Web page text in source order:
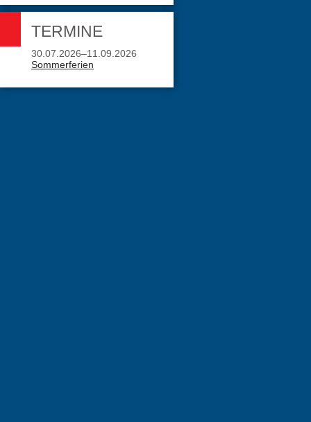
TERMINE
30.07.2026–11.09.2026
Sommerferien